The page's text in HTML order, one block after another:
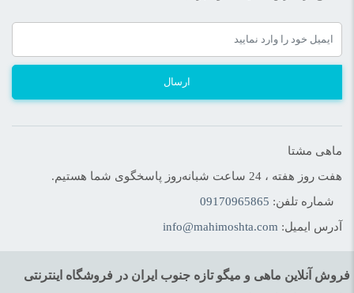
ارسال
ماهی مشتا
هفت روز هفته ، 24 ساعت شبانه‌روز پاسخگوی شما هستیم.
شماره تلفن: 09170965865
آدرس ایمیل: info@mahimoshta.com
فروش آنلاین ماهی و میگو تازه جنوب ایران در فروشگاه اینترنتی